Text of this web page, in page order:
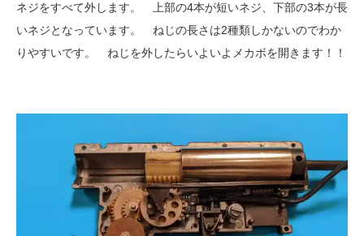
ネジをすべて外します。 上部の4本が短いネジ、下部の3本が長
いネジとなっています。 ねじの長さは2種類しかないのでわか
りやすいです。 ねじを外したらいよいよメカボを開きます！！